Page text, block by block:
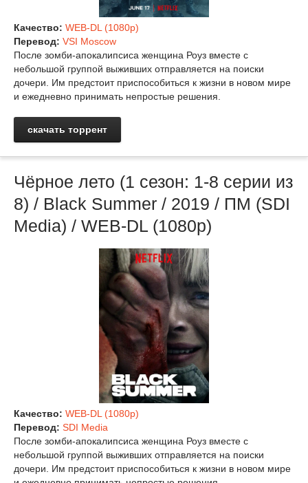
Качество: WEB-DL (1080p)
Перевод: VSI Moscow
После зомби-апокалипсиса женщина Роуз вместе с
небольшой группой выживших отправляется на поиски
дочери. Им предстоит приспособиться к жизни в новом мире
и ежедневно принимать непростые решения.
скачать торрент
Чёрное лето (1 сезон: 1-8 серии из
8) / Black Summer / 2019 / ПМ (SDI
Media) / WEB-DL (1080p)
Качество: WEB-DL (1080p)
Перевод: SDI Media
После зомби-апокалипсиса женщина Роуз вместе с
небольшой группой выживших отправляется на поиски
дочери. Им предстоит приспособиться к жизни в новом мире